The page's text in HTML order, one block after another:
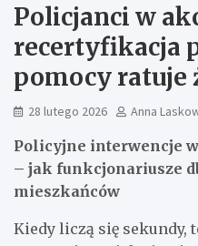
Policjanci w
recertyfikacja
pomocy ratuje
28 lutego 2026 Anna
Policyjne interwencje
– jak funkcjonariusze
mieszkańców
Kiedy liczą się sekundy,